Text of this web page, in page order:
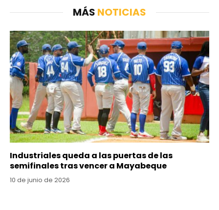
MÁS NOTICIAS
Industriales queda a las puertas de las
semifinales tras vencer a Mayabeque
10 de junio de 2026